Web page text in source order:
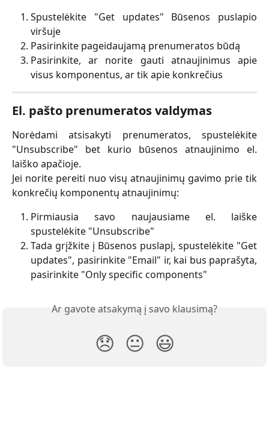
Spustelėkite "Get updates"
Būsenos puslapio
viršuje
Pasirinkite pageidaujamą prenumeratos būdą
Pasirinkite, ar norite gauti atnaujinimus apie
visus komponentus, ar tik apie konkrečius
El. pašto prenumeratos valdymas
Norėdami atsisakyti prenumeratos, spustelėkite
"Unsubscribe"
bet kurio būsenos atnaujinimo el.
laiško apačioje.
Jei norite pereiti nuo visų atnaujinimų gavimo prie tik
konkrečių komponentų atnaujinimų:
Pirmiausia savo naujausiame el. laiške
spustelėkite "Unsubscribe"
Tada grįžkite į Būsenos puslapį, spustelėkite "Get
updates", pasirinkite "Email" ir, kai bus paprašyta,
pasirinkite "Only specific components"
Ar gavote atsakymą į savo klausimą?
😞 😐 😃